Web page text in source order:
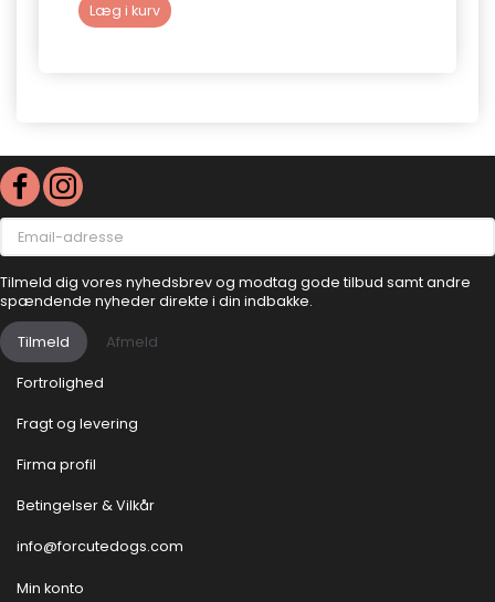
Læg i kurv
Email-
adresse
Tilmeld dig vores nyhedsbrev og modtag gode tilbud samt andre
spændende nyheder direkte i din indbakke.
Tilmeld Afmeld
Fortrolighed
Fragt og levering
Firma profil
Betingelser & Vilkår
info@forcutedogs.com
Min konto